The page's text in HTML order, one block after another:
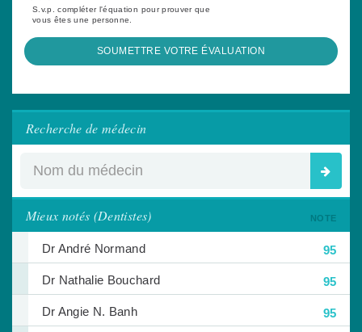
S.v.p. compléter l'équation pour prouver que
vous êtes une personne.
SOUMETTRE VOTRE ÉVALUATION
Recherche de médecin
Mieux notés (Dentistes) NOTE
Dr André Normand 95
Dr Nathalie Bouchard 95
Dr Angie N. Banh 95